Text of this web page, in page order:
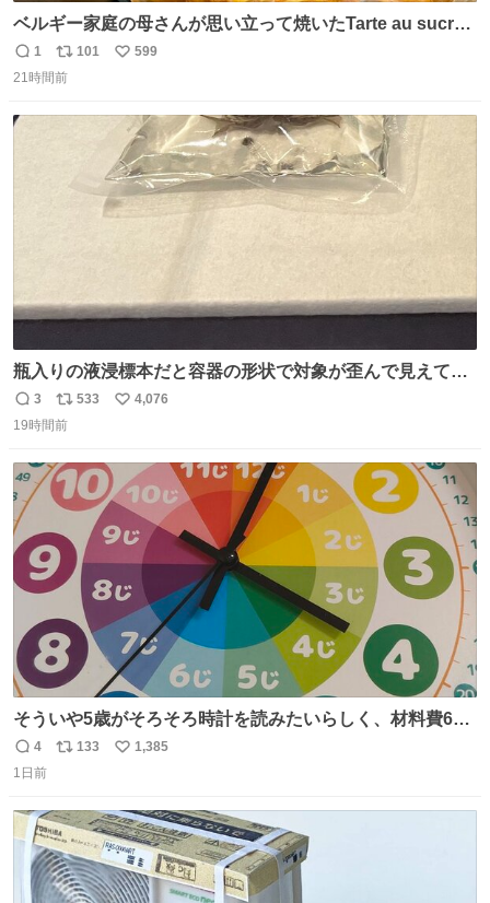
ベルギー家庭の母さんが思い立って焼いたTarte au sucre
は「砂糖のケーキ」。パイ生地に砂糖をたっぷり振りか
け、クリームと卵の液を注いで焼くだけ。溶けた砂糖はね
ギーのだよ」というこれ、素朴な焼菓子に見えてナポレオ
ン戦争の歴史があった。
返
信
1
リ
ポ
101
い
数
599
21時間前
瓶入りの液浸標本だと容器の形状で対象が歪んで見えてし
まうことから、なるべく歪みがない状態で観察しやすいよ
うにこのような形で保存していると前に科博の先生から教
返
信
3
リ
ポ
ト
数
533
い
数
4,076
19時間前
そういや5歳がそろそろ時計を読みたいらしく、材料費600
円で作れる知育時計作ってみた！ めっちゃ簡単！ ありがと
う先人！
返
信
4
リ
ト
数
133
い
数
1,385
1日前